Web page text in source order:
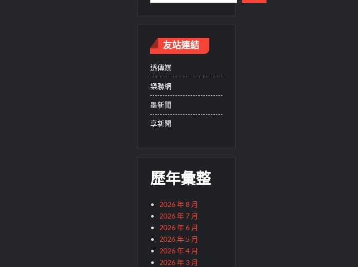
友站連結
透傳媒
樂聯網
墨新聞
享新聞
歷年彙整
2026 年 8 月
2026 年 7 月
2026 年 6 月
2026 年 5 月
2026 年 4 月
2026 年 3 月